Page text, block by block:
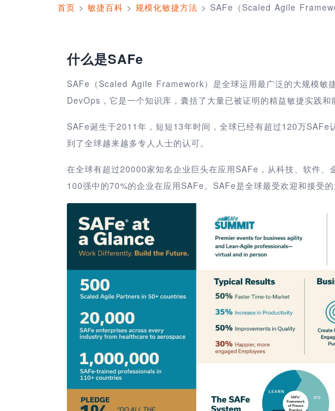
首页 > 敏捷百科 > 规模化敏捷方法 > SAFe（Scaled Agile
什么是SAFe
SAFe（Scaled Agile Framework）是全球运用最广泛的大规模敏
DevOps，它是一个知识库，囊括了大量已被证明的精益敏捷实践和
SAFe诞生于2011年，短短13年时间，全球已经有超过120万SAFe
到了全球越来越多专人人士的认可。
在全球有超过20000家知名企业巨头在应用SAFe，从科技、软件、
100强中的70%的企业在应用SAFe。SAFe是全球最受欢迎和接受的